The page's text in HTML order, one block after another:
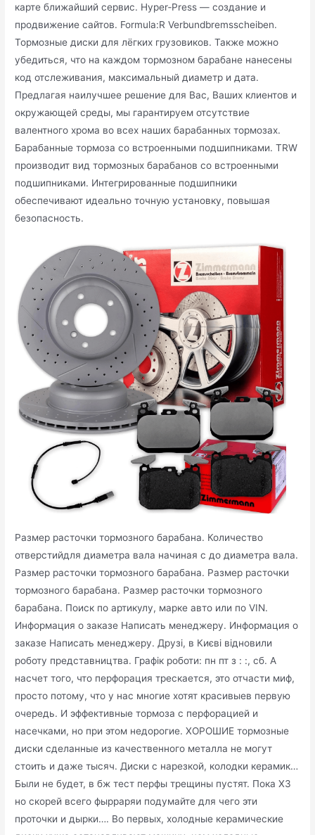
карте ближайший сервис. Hyper‐Press — создание и
продвижение сайтов. Formula:R Verbundbremsscheiben.
Тормозные диски для лёгких грузовиков. Также можно
убедиться, что на каждом тормозном барабане нанесены
код отслеживания, максимальный диаметр и дата.
Предлагая наилучшее решение для Вас, Ваших клиентов и
окружающей среды, мы гарантируем отсутствие
валентного хрома во всех наших барабанных тормозах.
Барабанные тормоза со встроенными подшипниками. TRW
производит вид тормозных барабанов со встроенными
подшипниками. Интегрированные подшипники
обеспечивают идеально точную установку, повышая
безопасность.
Размер расточки тормозного барабана. Количество
отверстийдля диаметра вала начиная с до диаметра вала.
Размер расточки тормозного барабана. Размер расточки
тормозного барабана. Размер расточки тормозного
барабана. Поиск по артикулу, марке авто или по VIN.
Информация о заказе Написать менеджеру. Информация о
заказе Написать менеджеру. Друзі, в Києві відновили
роботу представництва. Графік роботи: пн пт з : :, сб. А
насчет того, что перфорация трескается, это отчасти миф,
просто потому, что у нас многие хотят красивыев первую
очередь. И эффективные тормоза с перфорацией и
насечками, но при этом недорогие. ХОРОШИЕ тормозные
диски сделанные из качественного металла не могут
стоить и даже тысяч. Диски с нарезкой, колодки керамик…
Были не будет, в бж тест перфы трещины пустят. Пока ХЗ
но скорей всего фырраряи подумайте для чего эти
проточки и дырки…. Во первых, холодные керамические